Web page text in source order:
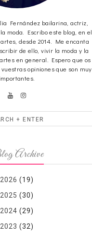
Fernández bailarina, actriz,
moda. Escribo este blog, en el
desde 2014. Me encanta
de ello, vivir la moda y la
en general. Espero que os
opiniones que son muy
importantes.
Archive
2026 (19)
2025 (30)
2024 (29)
2023 (32)